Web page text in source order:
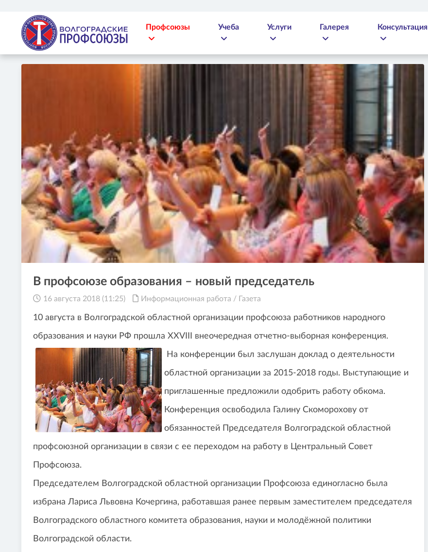
Профсоюзы Учеба Услуги Галерея Консультация
В профсоюзе образования – новый председатель
16 августа 2018 (11:25) Информационная работа / Газета
10 августа в Волгоградской областной организации профсоюза работников народного
образования и науки РФ прошла ХXVIII внеочередная отчетно-выборная конференция.
На конференции был заслушан доклад о деятельности
областной организации за 2015-2018 годы. Выступающие и
приглашенные предложили одобрить работу обкома.
Конференция освободила Галину Скоморохову от
обязанностей Председателя Волгоградской областной
профсоюзной организации в связи с ее переходом на работу в Центральный Совет
Профсоюза.
Председателем Волгоградской областной организации Профсоюза единогласно была
избрана Лариса Львовна Кочергина, работавшая ранее первым заместителем председателя
Волгоградского областного комитета образования, науки и молодёжной политики
Волгоградской области.